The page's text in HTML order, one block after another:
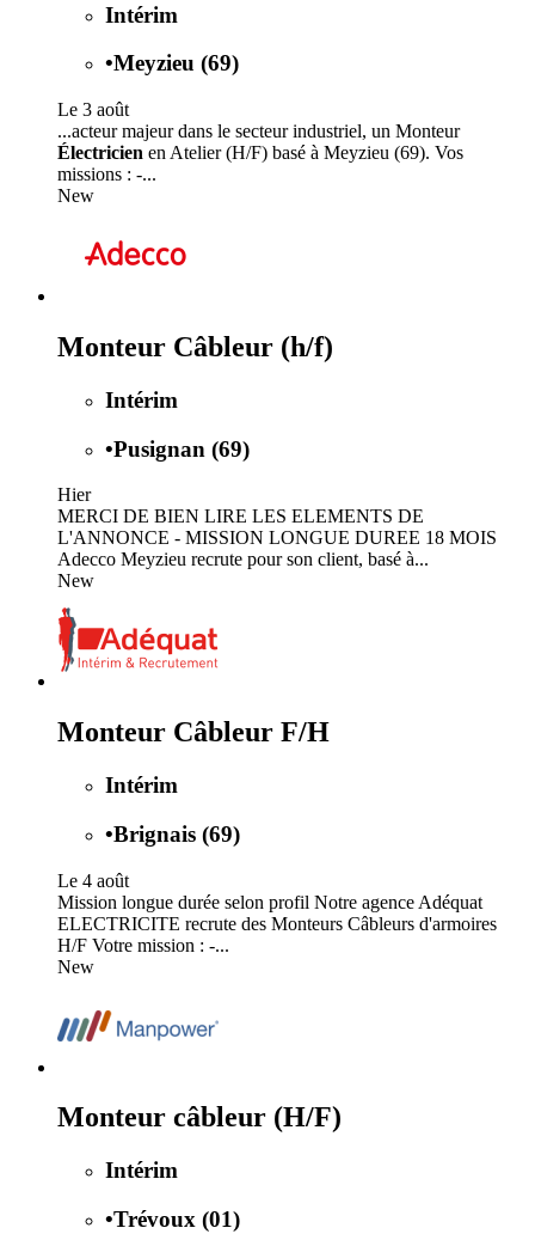
Intérim
•Meyzieu (69)
Le 3 août
...acteur majeur dans le secteur industriel, un Monteur
Électricien en Atelier (H/F) basé à Meyzieu (69). Vos
missions : -...
New
Monteur Câbleur (h/f)
Intérim
•Pusignan (69)
Hier
MERCI DE BIEN LIRE LES ELEMENTS DE
L'ANNONCE - MISSION LONGUE DUREE 18 MOIS
Adecco Meyzieu recrute pour son client, basé à...
New
Monteur Câbleur F/H
Intérim
•Brignais (69)
Le 4 août
Mission longue durée selon profil Notre agence Adéquat
ELECTRICITE recrute des Monteurs Câbleurs d'armoires
H/F Votre mission : -...
New
Monteur câbleur (H/F)
Intérim
•Trévoux (01)